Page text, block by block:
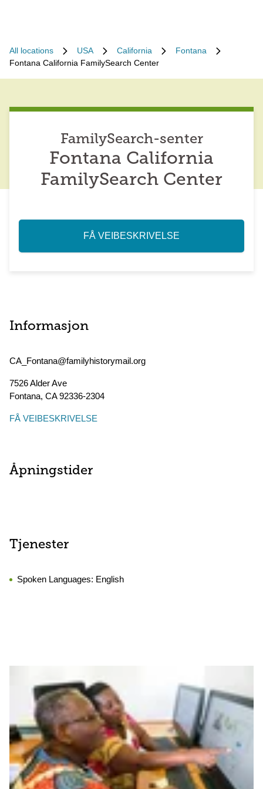
All locations USA California
Fontana
Fontana California FamilySearch Center
FamilySearch-senter
Fontana California
FamilySearch Center
FÅ VEIBESKRIVELSE
Informasjon
CA_Fontana@familyhistorymail.org
7526 Alder Ave
Fontana, CA92336-2304
FÅ VEIBESKRIVELSE
Åpningstider
Tjenester
Spoken Languages: English